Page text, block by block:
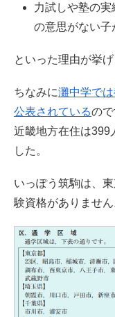
力試しや塾の
の意思がない子
といった理由が挙げ
ちなみに灘中学で
公表されているの
近畿地方在住は399
した。
いっぽう筑駒は、
験資格がありません